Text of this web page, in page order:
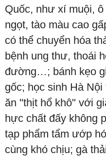
Quốc, như xí muội,
ngọt, tào màu cao
có thể chuyển hóa
bệnh ung thư, thoái
đường…; bánh kẹo
gốc; học sinh Hà
ăn "thịt hổ khô" với
hực chất đấy không
tạp phẩm tẩm ướp
cùng khó chịu; gà